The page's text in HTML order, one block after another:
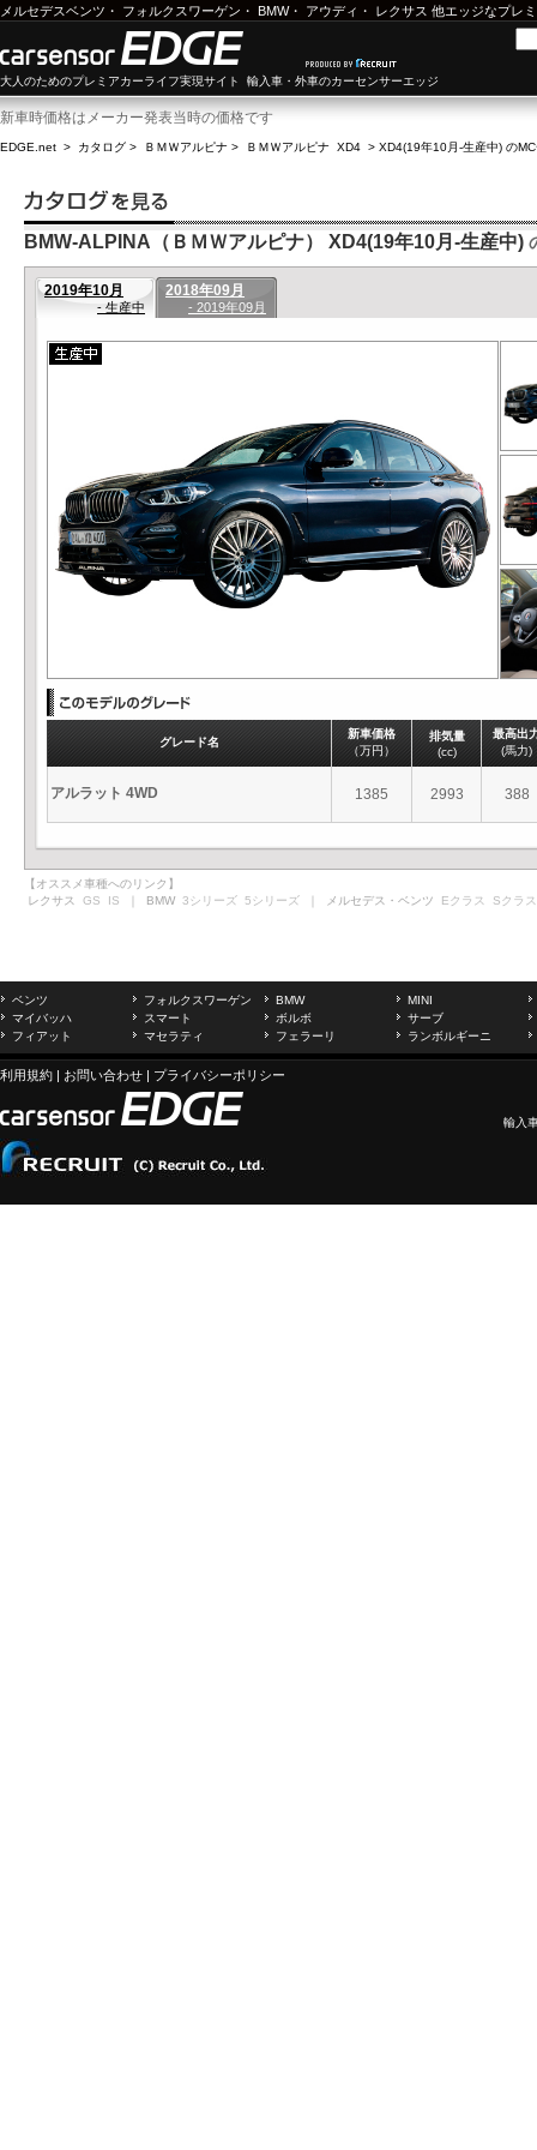
メルセデスベンツ ・ フォルクスワーゲン ・ BMW・ アウディ ・ レクサス 他エッジなプレ
大人のためのプレミアカーライフ実現サイト 輸入車・外車のカーセンサーエッジ
新車時価格はメーカー発表当時の価格です
EDGE.net > カタログ > ＢＭＷアルピナ > ＢＭＷアルピナ XD4 > XD4(19年10月-生産中) の
BMW-ALPINA（ＢＭＷアルピナ） XD4(19年10月-生産中)
2019年10月
- 生産中
2018年09月
- 2019年09月
グレード名
新車価格
（万円）
排気量
(cc)
最高出
(馬力)
アルラット 4WD 1385 2993 388
【オススメ車種へのリンク】
レクサス GS IS ｜ BMW 3シリーズ 5シリーズ ｜ メルセデス・ベンツ Eクラス Sクラス
ベンツ フォルクスワーゲン BMW
MINI
マイバッハ
スマート ボルボ
サーブ
フィアット
マセラティ フェラーリ ランボルギーニ
利用規約 | お問い合わせ | プライバシーポリシー
輸入